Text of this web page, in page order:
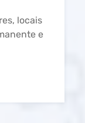
locais
e